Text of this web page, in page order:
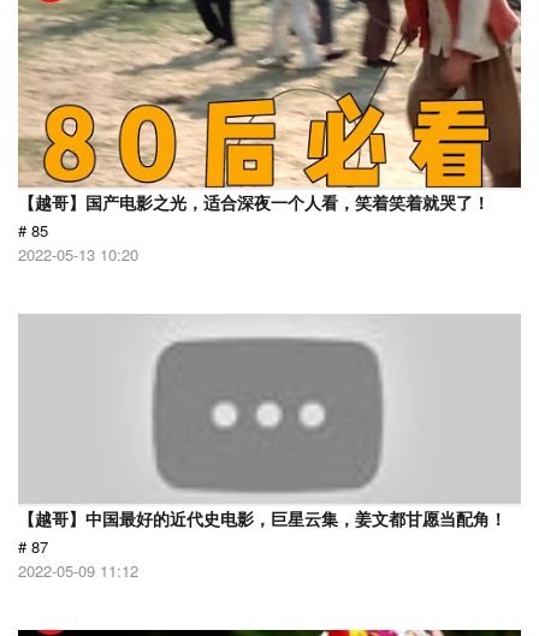
【越哥】国产电影之光，适合深夜一个人看，笑着笑着就哭了！
# 85
2022-05-13 10:20
【越哥】中国最好的近代史电影，巨星云集，姜文都甘愿当配角！
# 87
2022-05-09 11:12